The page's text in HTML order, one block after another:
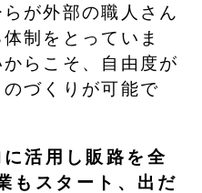
が外部の職人さん
制をとっていま
らこそ、自由度が
づくりが可能で
活用し販路を全
もスタート、出だ